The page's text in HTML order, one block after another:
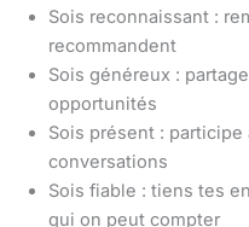
Sois reconnaissant :
recommandent
Sois généreux :
opportunités
Sois présent :
conversations
Sois fiable : tiens tes
qui on peut compter